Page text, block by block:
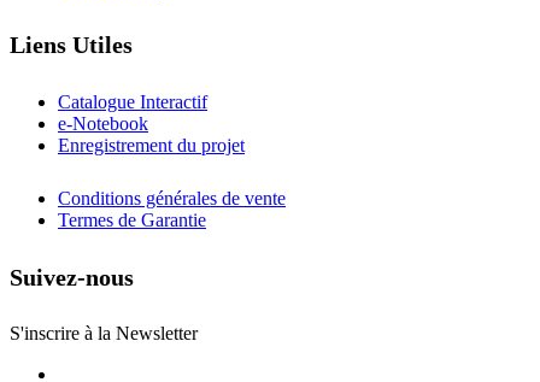
Liens Utiles
Catalogue Interactif
e-Notebook
Enregistrement du projet
Conditions générales de vente
Termes de Garantie
Suivez-nous
S'inscrire à la Newsletter